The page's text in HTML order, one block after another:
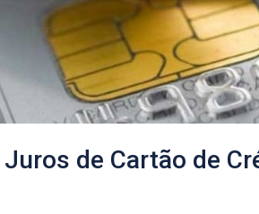
de Cartão de